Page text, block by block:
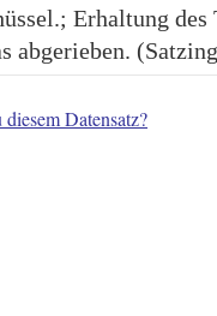
Erhaltung des
abgerieben.
Datensatz?